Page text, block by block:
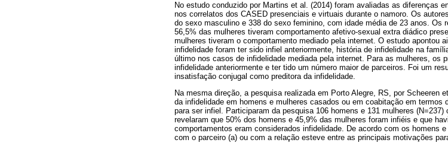
No estudo conduzido por Martins et al. (2014) foram avaliadas as diferenças
nos correlatos dos CASED presenciais e virtuais durante o namoro. Os
do sexo masculino e 338 do sexo feminino, com idade média de 23 anos. Os
56,5% das mulheres tiveram comportamento afetivo-sexual extra diádico
mulheres tiveram o comportamento mediado pela internet. O estudo apontou
infidelidade foram ter sido infiel anteriormente, história de infidelidade na
último nos casos de infidelidade mediada pela internet. Para as mulheres, os
infidelidade anteriormente e ter tido um número maior de parceiros. Foi um
insatisfação conjugal como preditora da infidelidade.
Na mesma direção, a pesquisa realizada em Porto Alegre, RS, por Scheeren
da infidelidade em homens e mulheres casados ou em coabitação em
para ser infiel. Participaram da pesquisa 106 homens e 131 mulheres
revelaram que 50% dos homens e 45,9% das mulheres foram infiéis e que
comportamentos eram considerados infidelidade. De acordo com os homens
com o parceiro (a) ou com a relação esteve entre as principais motivações